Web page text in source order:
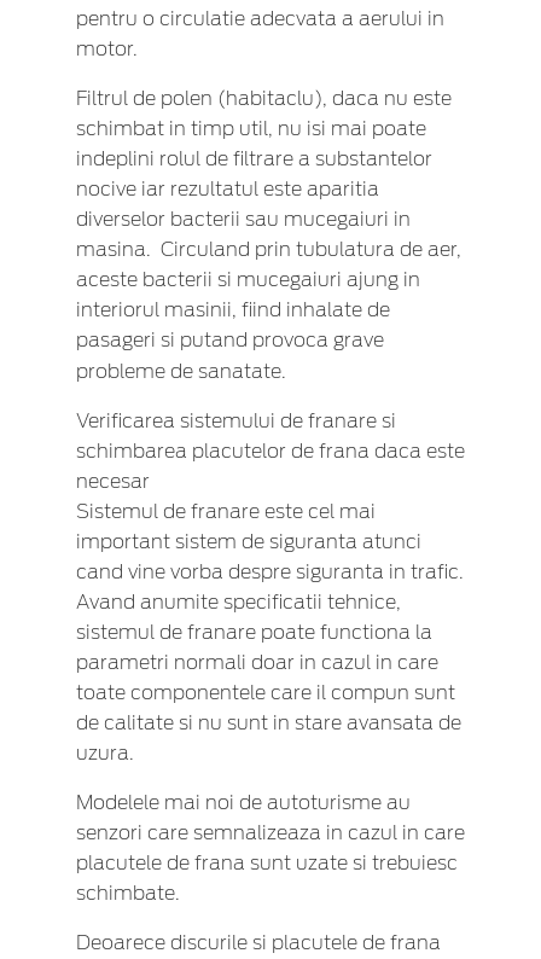
pentru o circulatie adecvata a aerului in
motor.
Filtrul de polen (habitaclu), daca nu este
schimbat in timp util, nu isi mai poate
indeplini rolul de filtrare a substantelor
nocive iar rezultatul este aparitia
diverselor bacterii sau mucegaiuri in
masina. Circuland prin tubulatura de aer,
aceste bacterii si mucegaiuri ajung in
interiorul masinii, fiind inhalate de
pasageri si putand provoca grave
probleme de sanatate.
Verificarea sistemului de franare si
schimbarea placutelor de frana daca este
necesar
Sistemul de franare este cel mai
important sistem de siguranta atunci
cand vine vorba despre siguranta in trafic.
Avand anumite specificatii tehnice,
sistemul de franare poate functiona la
parametri normali doar in cazul in care
toate componentele care il compun sunt
de calitate si nu sunt in stare avansata de
uzura.
Modelele mai noi de autoturisme au
senzori care semnalizeaza in cazul in care
placutele de frana sunt uzate si trebuiesc
schimbate.
Deoarece discurile si placutele de frana